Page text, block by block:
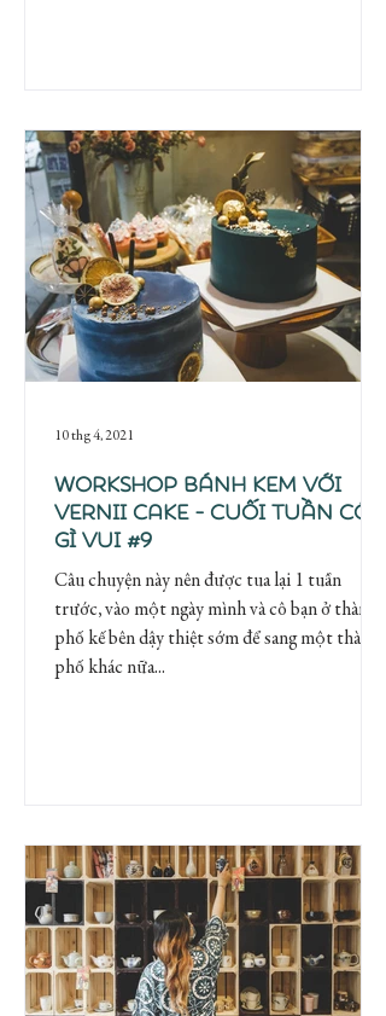
Workshop Bánh kem với
Vernii Cake - Cuối tuần có
gì vui #9
Câu chuyện này nên được tua lại 1 tuần
trước, vào một ngày mình và cô bạn ở thành
phố kế bên dậy thiệt sớm để sang một thành
phố khác nữa...
10 thg 4, 2021